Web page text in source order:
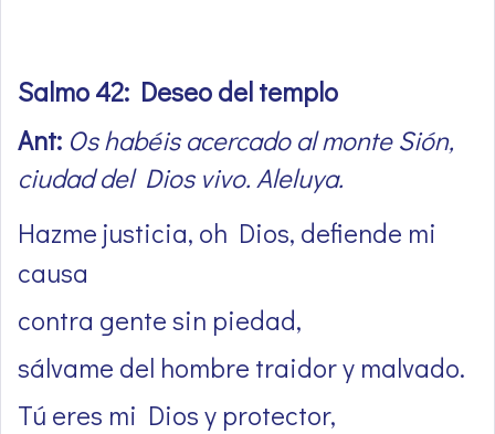
Salmo 42: Deseo del templo
Ant: Os habéis acercado al monte Sión,
ciudad del Dios vivo. Aleluya.
Hazme justicia, oh Dios, defiende mi
causa
contra gente sin piedad,
sálvame del hombre traidor y malvado.
Tú eres mi Dios y protector,